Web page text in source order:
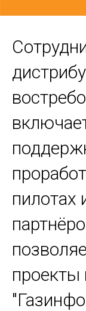
пилотах
проекты